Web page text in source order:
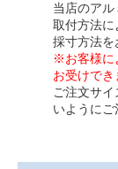
当店のアル
取付方法に
採寸方法を
※お客様に
お受けでき
ご注文サ
いようにご